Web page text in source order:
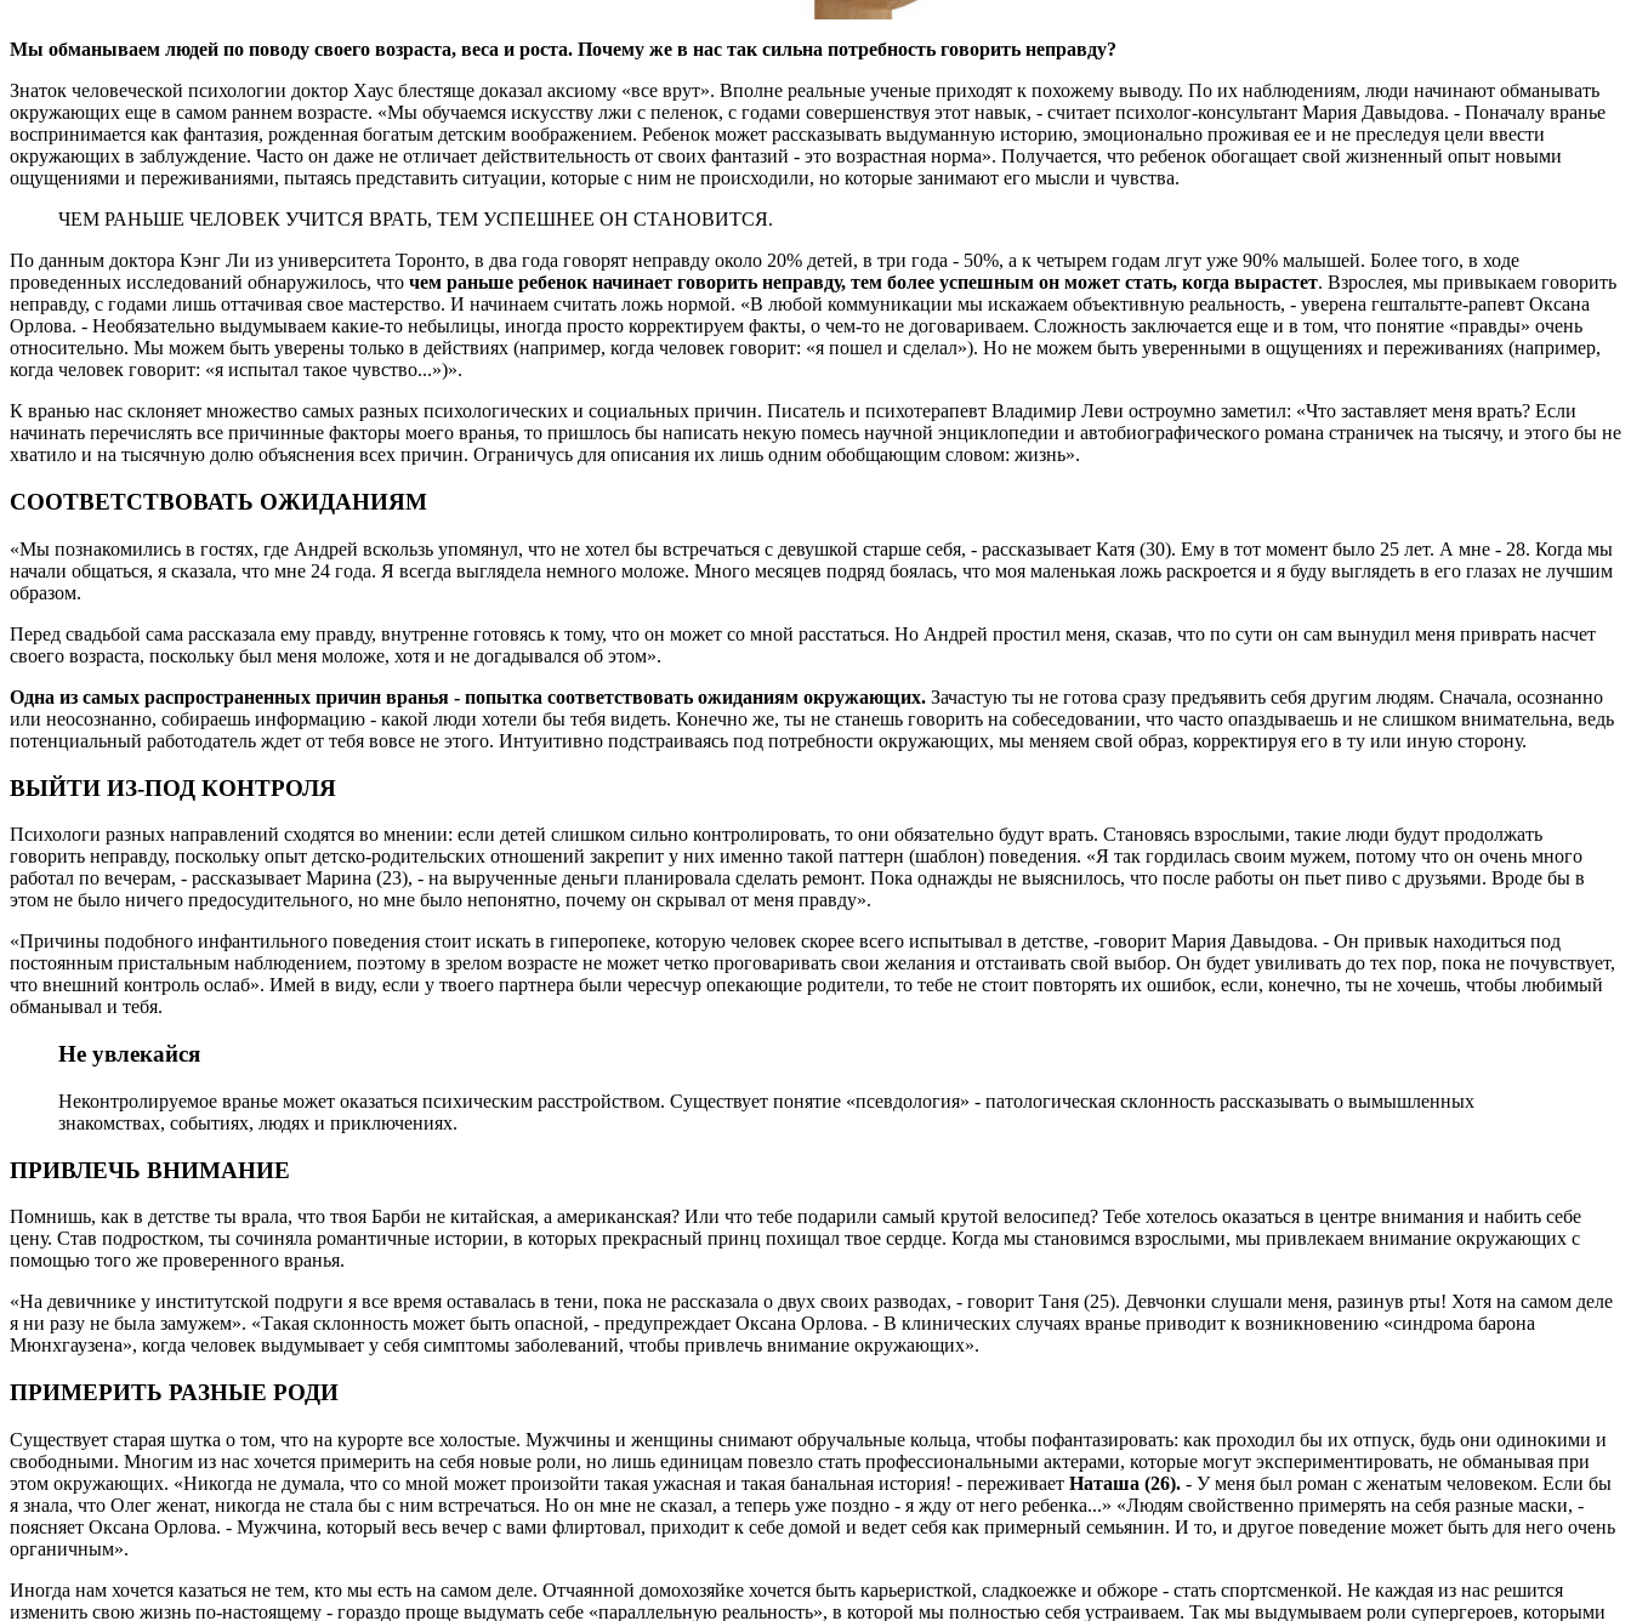
Мы обманываем людей по поводу своего возраста, веса и роста. Почему же в нас так сильна потребность говорить неправду?
Знаток человеческой психологии доктор Хаус блестяще доказал аксиому «все врут». Вполне реальные ученые приходят к похожему выводу. По их наблюдениям, люди начинают обманывать
окружающих еще в самом раннем возрасте. «Мы обучаемся искусству лжи с пеленок, с годами совершенствуя этот навык, - считает психолог-консультант Мария Давыдова. - Поначалу вранье
воспринимается как фантазия, рожденная богатым детским воображением. Ребенок может рассказывать выдуманную историю, эмоционально проживая ее и не преследуя цели ввести
окружающих в заблуждение. Часто он даже не отличает действительность от своих фантазий - это возрастная норма». Получается, что ребенок обогащает свой жизненный опыт новыми
ощущениями и переживаниями, пытаясь представить ситуации, которые с ним не происходили, но которые занимают его мысли и чувства.
ЧЕМ РАНЬШЕ ЧЕЛОВЕК УЧИТСЯ ВРАТЬ, ТЕМ УСПЕШНЕЕ ОН СТАНОВИТСЯ.
По данным доктора Кэнг Ли из университета Торонто, в два года говорят неправду около 20% детей, в три года - 50%, а к четырем годам лгут уже 90% малышей. Более того, в ходе
проведенных исследований обнаружилось, что чем раньше ребенок начинает говорить неправду, тем более успешным он может стать, когда вырастет. Взрослея, мы привыкаем говорить
неправду, с годами лишь оттачивая свое мастерство. И начинаем считать ложь нормой. «В любой коммуникации мы искажаем объективную реальность, - уверена гештальтте-рапевт Оксана
Орлова. - Необязательно выдумываем какие-то небылицы, иногда просто корректируем факты, о чем-то не договариваем. Сложность заключается еще и в том, что понятие «правды» очень
относительно. Мы можем быть уверены только в действиях (например, когда человек говорит: «я пошел и сделал»). Но не можем быть уверенными в ощущениях и переживаниях (например,
когда человек говорит: «я испытал такое чувство...»)».
К вранью нас склоняет множество самых разных психологических и социальных причин. Писатель и психотерапевт Владимир Леви остроумно заметил: «Что заставляет меня врать? Если
начинать перечислять все причинные факторы моего вранья, то пришлось бы написать некую помесь научной энциклопедии и автобиографического романа страничек на тысячу, и этого бы не
хватило и на тысячную долю объяснения всех причин. Ограничусь для описания их лишь одним обобщающим словом: жизнь».
СООТВЕТСТВОВАТЬ ОЖИДАНИЯМ
«Мы познакомились в гостях, где Андрей вскользь упомянул, что не хотел бы встречаться с девушкой старше себя, - рассказывает Катя (30). Ему в тот момент было 25 лет. А мне - 28. Когда мы
начали общаться, я сказала, что мне 24 года. Я всегда выглядела немного моложе. Много месяцев подряд боялась, что моя маленькая ложь раскроется и я буду выглядеть в его глазах не лучшим
образом.
Перед свадьбой сама рассказала ему правду, внутренне готовясь к тому, что он может со мной расстаться. Но Андрей простил меня, сказав, что по сути он сам вынудил меня приврать насчет
своего возраста, поскольку был меня моложе, хотя и не догадывался об этом».
Одна из самых распространенных причин вранья - попытка соответствовать ожиданиям окружающих. Зачастую ты не готова сразу предъявить себя другим людям. Сначала, осознанно
или неосознанно, собираешь информацию - какой люди хотели бы тебя видеть. Конечно же, ты не станешь говорить на собеседовании, что часто опаздываешь и не слишком внимательна, ведь
потенциальный работодатель ждет от тебя вовсе не этого. Интуитивно подстраиваясь под потребности окружающих, мы меняем свой образ, корректируя его в ту или иную сторону.
ВЫЙТИ ИЗ-ПОД КОНТРОЛЯ
Психологи разных направлений сходятся во мнении: если детей слишком сильно контролировать, то они обязательно будут врать. Становясь взрослыми, такие люди будут продолжать
говорить неправду, поскольку опыт детско-родительских отношений закрепит у них именно такой паттерн (шаблон) поведения. «Я так гордилась своим мужем, потому что он очень много
работал по вечерам, - рассказывает Марина (23), - на вырученные деньги планировала сделать ремонт. Пока однажды не выяснилось, что после работы он пьет пиво с друзьями. Вроде бы в
этом не было ничего предосудительного, но мне было непонятно, почему он скрывал от меня правду».
«Причины подобного инфантильного поведения стоит искать в гиперопеке, которую человек скорее всего испытывал в детстве, -говорит Мария Давыдова. - Он привык находиться под
постоянным пристальным наблюдением, поэтому в зрелом возрасте не может четко проговаривать свои желания и отстаивать свой выбор. Он будет увиливать до тех пор, пока не почувствует,
что внешний контроль ослаб». Имей в виду, если у твоего партнера были чересчур опекающие родители, то тебе не стоит повторять их ошибок, если, конечно, ты не хочешь, чтобы любимый
обманывал и тебя.
Не увлекайся
Неконтролируемое вранье может оказаться психическим расстройством. Существует понятие «псевдология» - патологическая склонность рассказывать о вымышленных
знакомствах, событиях, людях и приключениях.
ПРИВЛЕЧЬ ВНИМАНИЕ
Помнишь, как в детстве ты врала, что твоя Барби не китайская, а американская? Или что тебе подарили самый крутой велосипед? Тебе хотелось оказаться в центре внимания и набить себе
цену. Став подростком, ты сочиняла романтичные истории, в которых прекрасный принц похищал твое сердце. Когда мы становимся взрослыми, мы привлекаем внимание окружающих с
помощью того же проверенного вранья.
«На девичнике у институтской подруги я все время оставалась в тени, пока не рассказала о двух своих разводах, - говорит Таня (25). Девчонки слушали меня, разинув рты! Хотя на самом деле
я ни разу не была замужем». «Такая склонность может быть опасной, - предупреждает Оксана Орлова. - В клинических случаях вранье приводит к возникновению «синдрома барона
Мюнхгаузена», когда человек выдумывает у себя симптомы заболеваний, чтобы привлечь внимание окружающих».
ПРИМЕРИТЬ РАЗНЫЕ РОДИ
Существует старая шутка о том, что на курорте все холостые. Мужчины и женщины снимают обручальные кольца, чтобы пофантазировать: как проходил бы их отпуск, будь они одинокими и
свободными. Многим из нас хочется примерить на себя новые роли, но лишь единицам повезло стать профессиональными актерами, которые могут экспериментировать, не обманывая при
этом окружающих. «Никогда не думала, что со мной может произойти такая ужасная и такая банальная история! - переживает Наташа (26). - У меня был роман с женатым человеком. Если бы
я знала, что Олег женат, никогда не стала бы с ним встречаться. Но он мне не сказал, а теперь уже поздно - я жду от него ребенка...» «Людям свойственно примерять на себя разные маски, -
поясняет Оксана Орлова. - Мужчина, который весь вечер с вами флиртовал, приходит к себе домой и ведет себя как примерный семьянин. И то, и другое поведение может быть для него очень
органичным».
Иногда нам хочется казаться не тем, кто мы есть на самом деле. Отчаянной домохозяйке хочется быть карьеристкой, сладкоежке и обжоре - стать спортсменкой. Не каждая из нас решится
изменить свою жизнь по-настоящему - гораздо проще выдумать себе «параллельную реальность», в которой мы полностью себя устраиваем. Так мы выдумываем роли супергероев, которыми